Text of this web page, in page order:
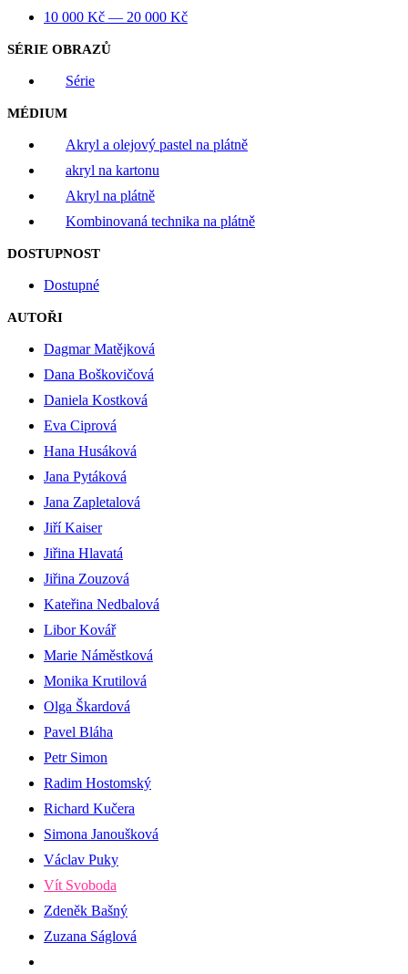
10 000 Kč — 20 000 Kč
SÉRIE OBRAZŮ
Série
MÉDIUM
Akryl a olejový pastel na plátně
akryl na kartonu
Akryl na plátně
Kombinovaná technika na plátně
DOSTUPNOST
Dostupné
AUTOŘI
Dagmar Matějková
Dana Boškovičová
Daniela Kostková
Eva Ciprová
Hana Husáková
Jana Pytáková
Jana Zapletalová
Jiří Kaiser
Jiřina Hlavatá
Jiřina Zouzová
Kateřina Nedbalová
Libor Kovář
Marie Náměstková
Monika Krutilová
Olga Škardová
Pavel Bláha
Petr Simon
Radim Hostomský
Richard Kučera
Simona Janoušková
Václav Puky
Vít Svoboda
Zdeněk Bašný
Zuzana Ságlová